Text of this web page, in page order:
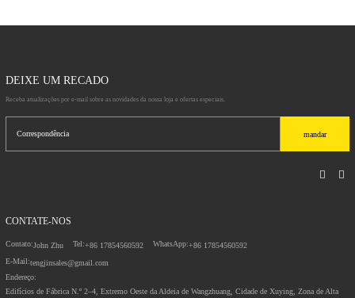
DEIXE UM RECADO
Receba atualizações por e-mail sobre as novidades da nossa loja e ofertas especiais.
mandar
CONTATE-NOS
Contato:John Zhu Tel:+86 17854560592 WhatsApp:+86 17854560592
E-Mail:tengjinsales@gmail.com
Endereço:
Edifícios de Fábrica N.º 2–4, Extremo Oeste da Aldeia de Wangzhuang, Cidade de Xuying, Zona de Alta